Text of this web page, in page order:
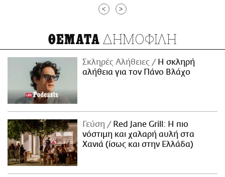
< >
ΘΕΜΑΤΑ ΔΗΜΟΦΙΛΗ
Σκληρές Αλήθειες
H σκληρή
αλήθεια για τον Πάνο Βλάχο
Γεύση
Red Jane Grill: Η πιο
νόστιμη και χαλαρή αυλή στα
Χανιά (ίσως και στην Ελλάδα)